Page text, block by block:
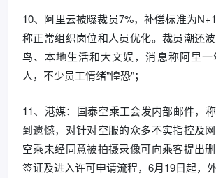
10、阿里云被曝裁员7%，补偿标准为
称正常组织岗位和人员优化。裁员潮还
鸟、本地生活和大文娱，消息称阿里
人，不少员工情绪"惶恐"；
11、港媒：国泰空乘工会发内部邮件，
到遗憾，对针对空服的众多不实指控及网
空乘未经同意被拍摄录像可向乘客提出
签证及进入许可申请流程，6月19日起，